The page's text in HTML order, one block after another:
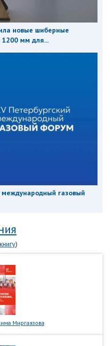
новые шиберные
мм для...
газовый
)
Миргаязова